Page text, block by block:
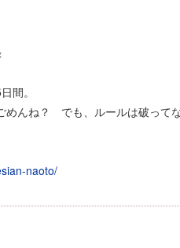
間。
めんね？ でも、ルールは破って
naoto/